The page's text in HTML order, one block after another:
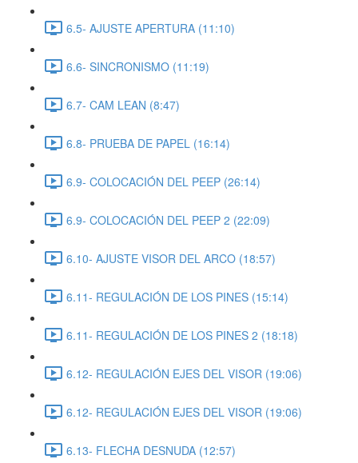
6.5- AJUSTE APERTURA (11:10)
6.6- SINCRONISMO (11:19)
6.7- CAM LEAN (8:47)
6.8- PRUEBA DE PAPEL (16:14)
6.9- COLOCACIÓN DEL PEEP (26:14)
6.9- COLOCACIÓN DEL PEEP 2 (22:09)
6.10- AJUSTE VISOR DEL ARCO (18:57)
6.11- REGULACIÓN DE LOS PINES (15:14)
6.11- REGULACIÓN DE LOS PINES 2 (18:18)
6.12- REGULACIÓN EJES DEL VISOR (19:06)
6.12- REGULACIÓN EJES DEL VISOR (19:06)
6.13- FLECHA DESNUDA (12:57)